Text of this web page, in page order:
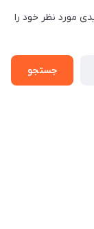
مورد نظر خود را
جستجو